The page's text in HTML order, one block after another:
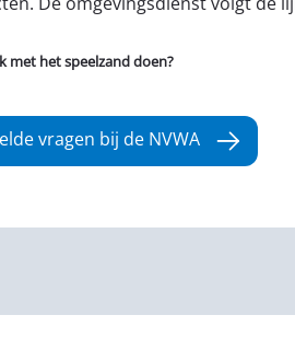
met het speelzand doen?
vragen bij de NVWA